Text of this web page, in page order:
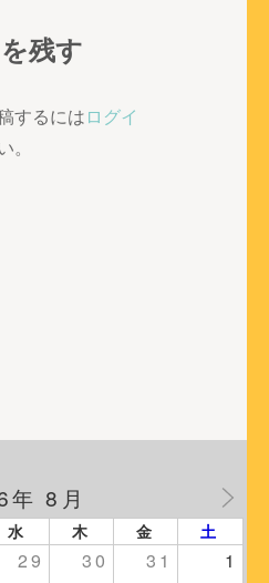
残す
するにはログイ
。
8月
水 木 金 土
29 30 31 1